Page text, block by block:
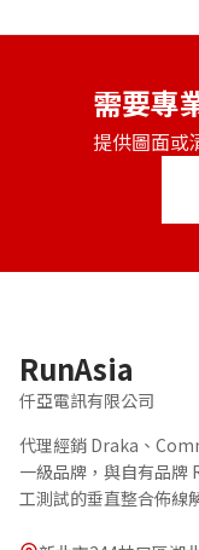
需要專
提供圖面或
RunAsia
仟亞電訊有限公司
代理經銷 Draka、
一級品牌，與自有品牌
工測試的垂直整合佈線